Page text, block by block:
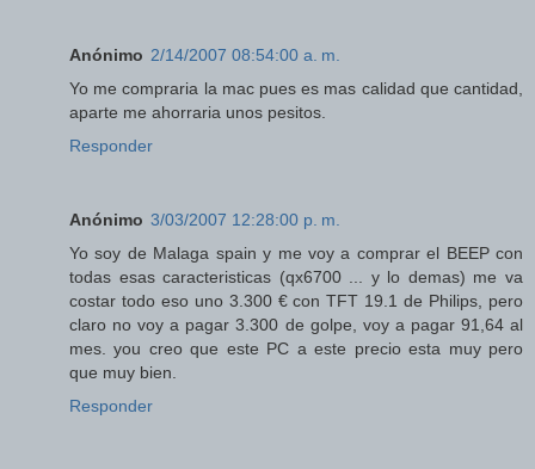
Anónimo 2/14/2007 08:54:00 a. m.
Yo me compraria la mac pues es mas calidad que cantidad,
aparte me ahorraria unos pesitos.
Responder
Anónimo 3/03/2007 12:28:00 p. m.
Yo soy de Malaga spain y me voy a comprar el BEEP con
todas esas caracteristicas (qx6700 ... y lo demas) me va
costar todo eso uno 3.300 € con TFT 19.1 de Philips, pero
claro no voy a pagar 3.300 de golpe, voy a pagar 91,64 al
mes. you creo que este PC a este precio esta muy pero
que muy bien.
Responder